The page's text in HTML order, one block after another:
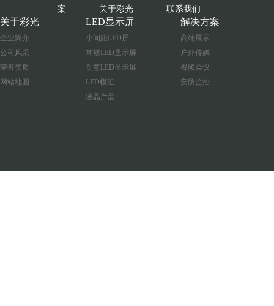
案 关于彩光 联系我们
关于彩光
企业简介
公司风采
荣誉资质
网站地图
LED显示屏
小间距LED屏
常规LED显示屏
创意LED显示屏
LED模组
液晶产品
解决方案
高端展示
户外传媒
视频会议
安防监控